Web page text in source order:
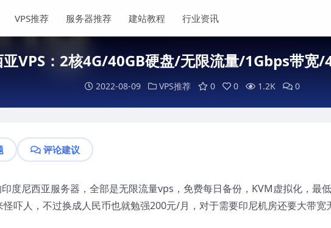
VPS推荐 服务器推荐 建站教程 行业资讯
VPS：2核4G/40GB硬盘/无限流量/1Gbps带宽
2022-08-09 VPS推荐 0 0 1.2K 0
评论建议
度尼西亚服务器，全部是无限流量vps，免费每日备份，KVM虚拟化，最低
吓人，不过换成人民币也就勉强200元/月，对于需要印尼机房还要大带宽